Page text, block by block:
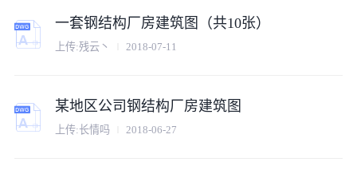
一套钢结构厂房建筑图（共10张）
上传:残云丶 2018-07-11
某地区公司钢结构厂房建筑图
上传:长情吗 2018-06-27